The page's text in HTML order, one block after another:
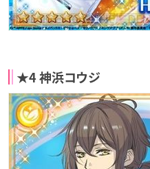
★4 神浜コウジ